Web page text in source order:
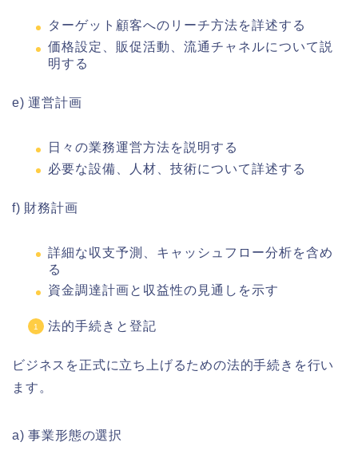
ターゲット顧客へのリーチ方法を詳述する
価格設定、販促活動、流通チャネルについて説
明する
e) 運営計画
日々の業務運営方法を説明する
必要な設備、人材、技術について詳述する
f) 財務計画
詳細な収支予測、キャッシュフロー分析を含め
る
資金調達計画と収益性の見通しを示す
法的手続きと登記
ビジネスを正式に立ち上げるための法的手続きを行い
ます。
a) 事業形態の選択